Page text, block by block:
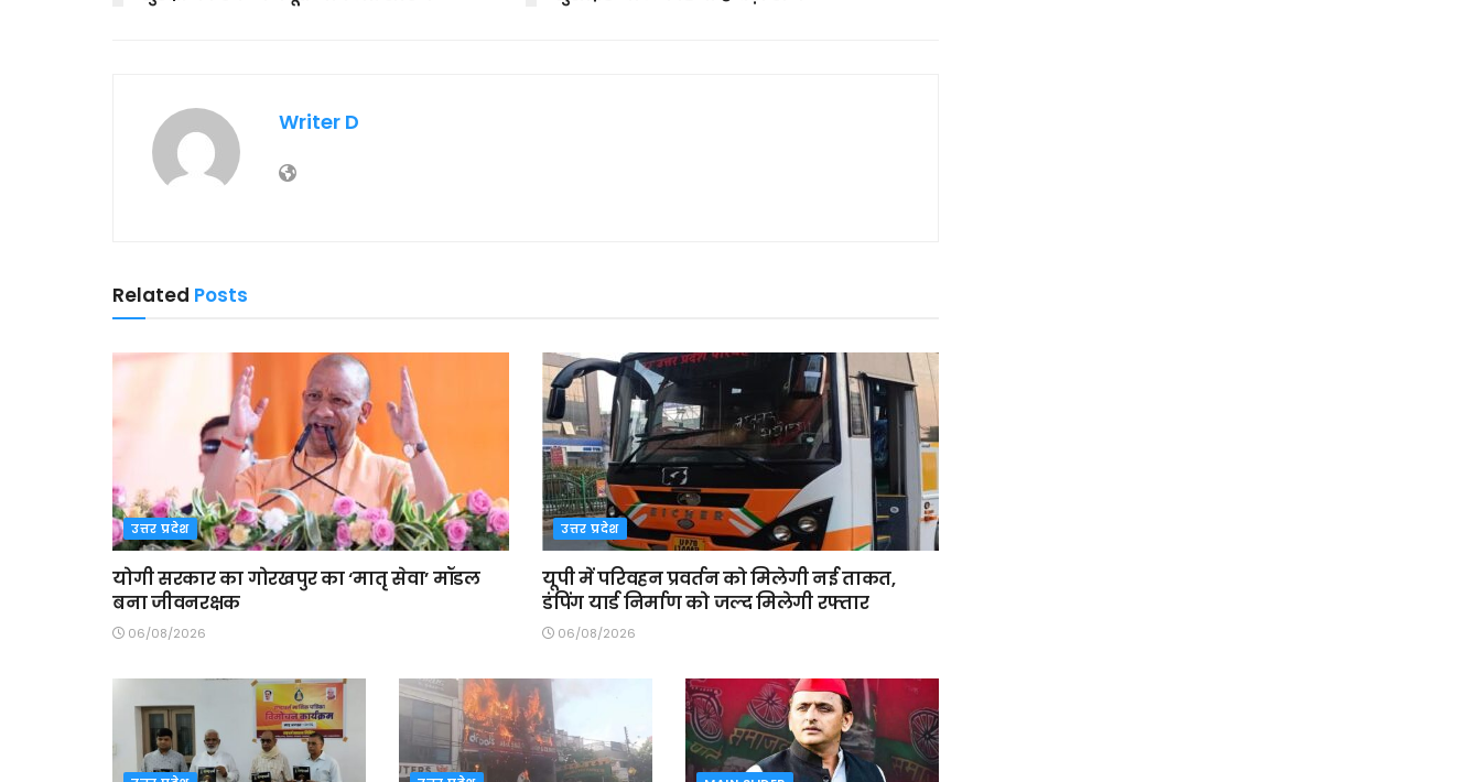
Writer D
Related Posts
उत्तर प्रदेश
योगी सरकार का गोरखपुर का ‘मातृ सेवा’ मॉडल
बना जीवनरक्षक
06/08/2026
उत्तर प्रदेश
यूपी में परिवहन प्रवर्तन को मिलेगी नई ताकत,
डंपिंग यार्ड निर्माण को जल्द मिलेगी रफ्तार
06/08/2026